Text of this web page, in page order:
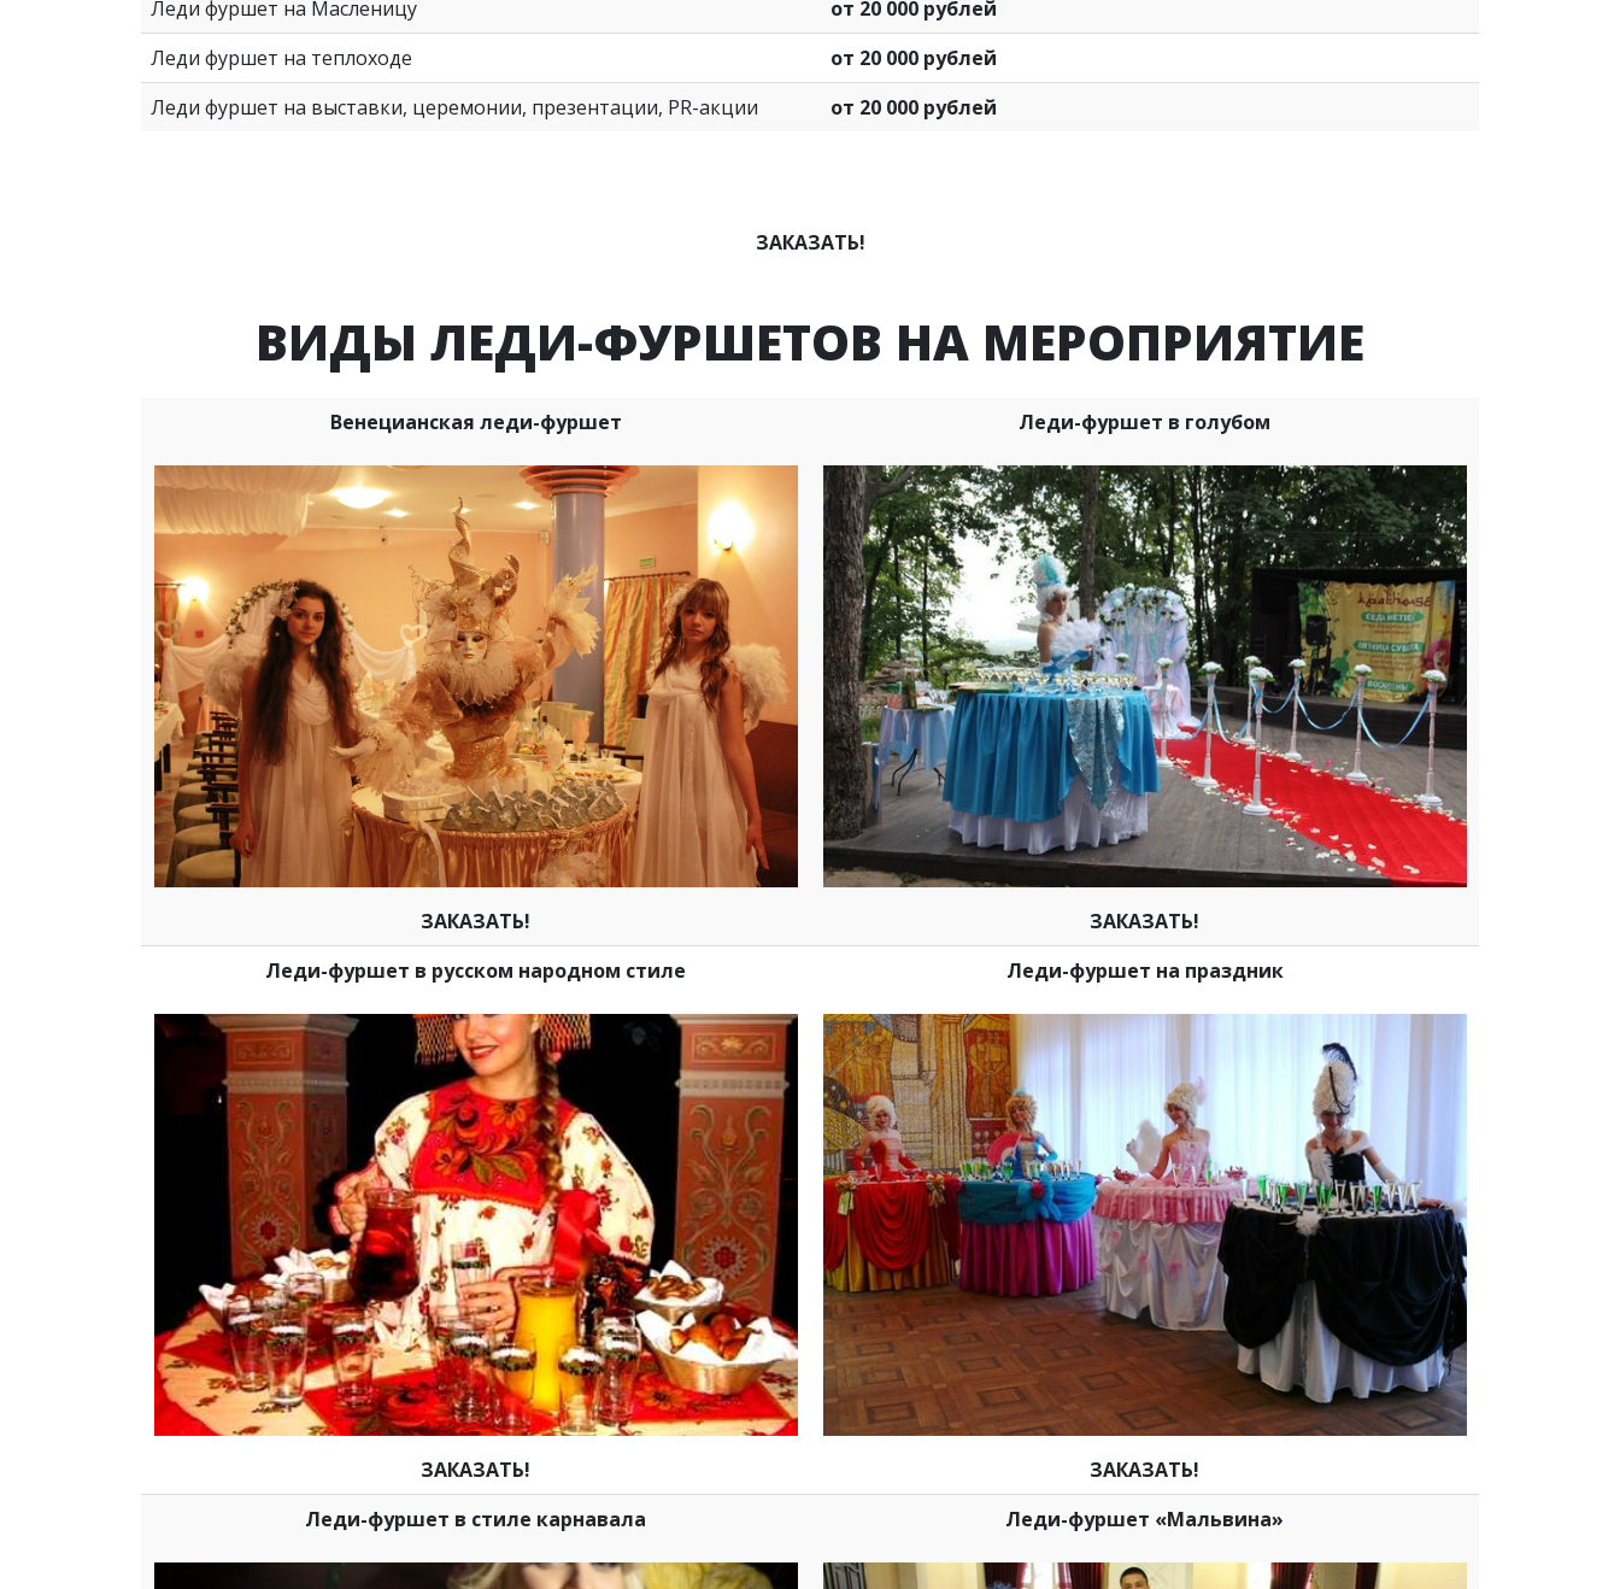
Леди фуршет на Масленицу
от 20 000 рублей
Леди фуршет на теплоходе
от 20 000 рублей
Леди фуршет на выставки, церемонии, презентации, PR-акции
от 20 000 рублей
ЗАКАЗАТЬ!
ВИДЫ ЛЕДИ-ФУРШЕТОВ НА МЕРОПРИЯТИЕ
Венецианская леди-фуршет
ЗАКАЗАТЬ!
Леди-фуршет в голубом
ЗАКАЗАТЬ!
Леди-фуршет в русском народном стиле
ЗАКАЗАТЬ!
Леди-фуршет на праздник
ЗАКАЗАТЬ!
Леди-фуршет в стиле карнавала
Леди-фуршет «Мальвина»